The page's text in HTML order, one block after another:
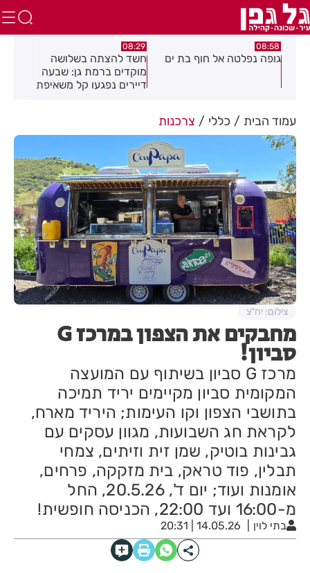
08:58
גופה נפלטה אל חוף בת ים
08:29
חשד להצתה בשלושה
מוקדים ברמת גן: שבעה
דיירים נפגעו קל משאיפת
עמוד הבית כללי צרכנות
מחבקים את הצפון במרכז G
סביון!
מרכז G סביון בשיתוף עם המועצה
המקומית סביון מקיימים יריד תמיכה
בתושבי הצפון וקו העימות; היריד מארח,
לקראת חג השבועות, מגוון עסקים עם
גבינות בוטיק, שמן זית וזיתים, צמחי
תבלין, פוד טראק, בית מזקקה, פרחים,
אומנות ועוד; יום ד', 20.5.26, החל
מ-16:00 ועד 22:00, הכניסה חופשית!
בתי לוין 14.05.26 | 20:31
צילום: יח"צ